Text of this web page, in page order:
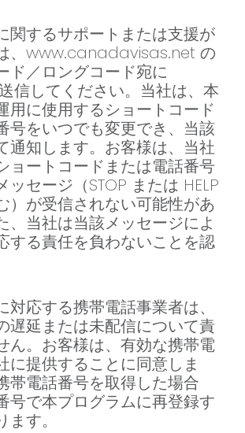
関するサポートまたは支援が
、www.canadavisas.net の
ド／ロングコード宛に
送信してください。当社は、本
用に使用するショートコード
号をいつでも変更でき、当該
通知します。お客様は、当社
ョートコードまたは電話番号
ッセージ（STOP または HELP
）が受信されない可能性があ
、当社は当該メッセージによ
する責任を負わないことを認
対応する携帯電話事業者は、
遅延または未配信について責
ん。お客様は、有効な携帯電
に提供することに同意しま
帯電話番号を取得した場合
号で本プログラムに再登録す
す。